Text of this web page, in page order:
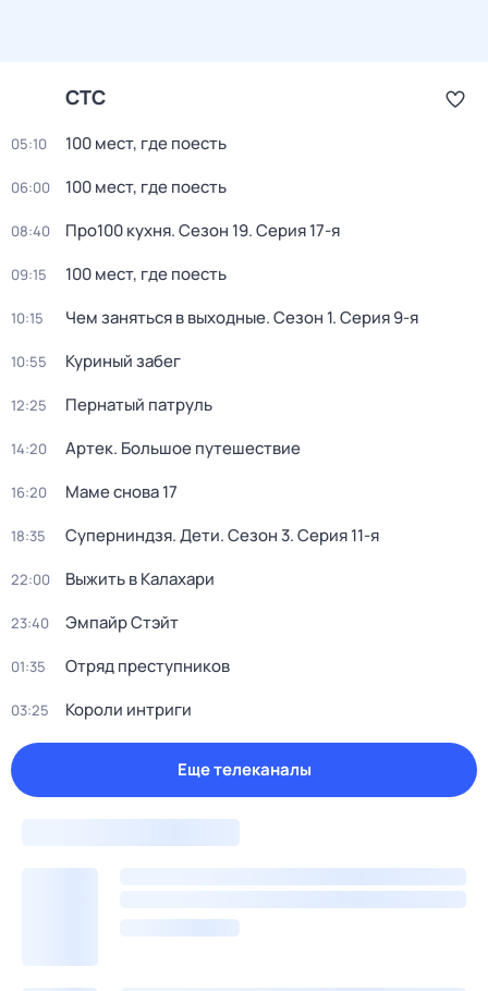
СТС
05:10 100 мест, где поесть
06:00 100 мест, где поесть
08:40 Про100 кухня. Сезон 19. Серия 17-я
09:15 100 мест, где поесть
10:15 Чем заняться в выходные. Сезон 1. Серия 9-я
10:55 Куриный забег
12:25 Пернатый патруль
14:20 Артек. Большое путешествие
16:20 Маме снова 17
18:35 Суперниндзя. Дети. Сезон 3. Серия 11-я
22:00 Выжить в Калахари
23:40 Эмпайр Стэйт
01:35 Отряд преступников
03:25 Короли интриги
Еще телеканалы